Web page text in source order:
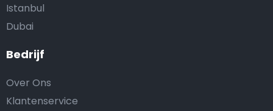
Bedrijf
Over Ons
Klantenservice
Istanbul
Dubai